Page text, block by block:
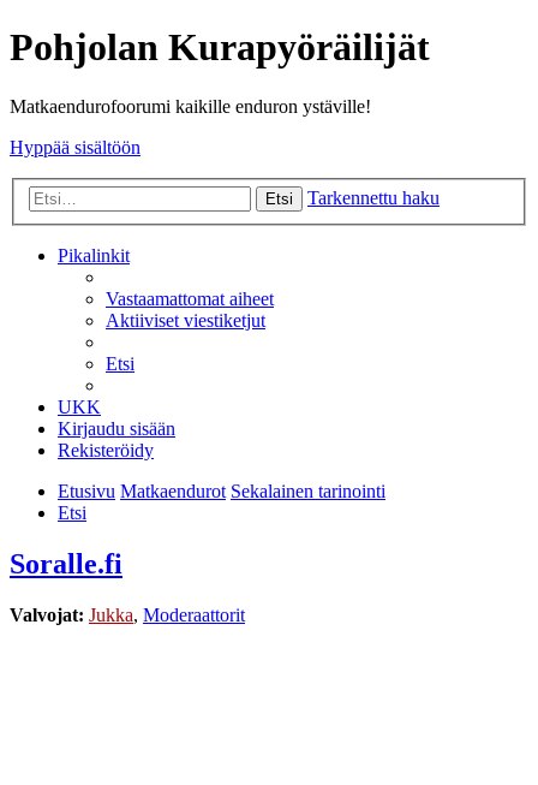
Pohjolan Kurapyöräilijät
Matkaendurofoorumi kaikille enduron ystäville!
Hyppää sisältöön
Etsi Tarkennettu haku
Pikalinkit
Vastaamattomat aiheet
Aktiiviset viestiketjut
Etsi
UKK
Kirjaudu sisään
Rekisteröidy
Etusivu Matkaendurot Sekalainen tarinointi
Etsi
Soralle.fi
Valvojat: Jukka, Moderaattorit